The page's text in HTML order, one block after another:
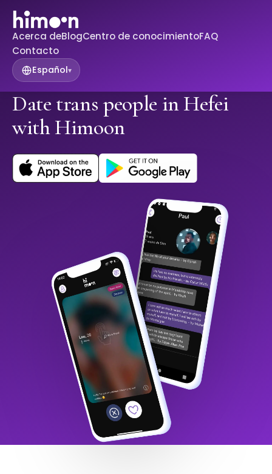
Acerca deBlogCentro de conocimientoFAQ
Contacto
Español▾
Date trans people in Hefei
with Himoon